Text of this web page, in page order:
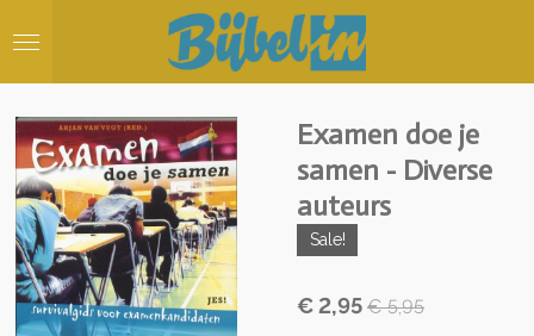
direct
hoofdinhoud
Examen doe je
samen - Diverse
auteurs
Sale!
€ 2,95 € 5,95